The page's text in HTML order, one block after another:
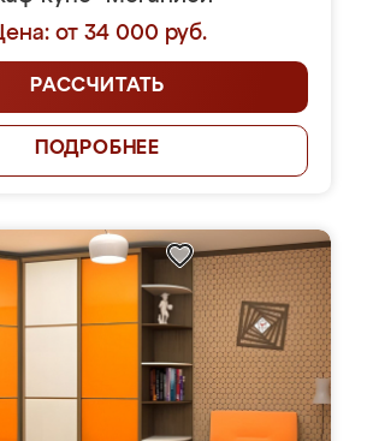
от 34 000 руб.
РАССЧИТАТЬ
ПОДРОБНЕЕ